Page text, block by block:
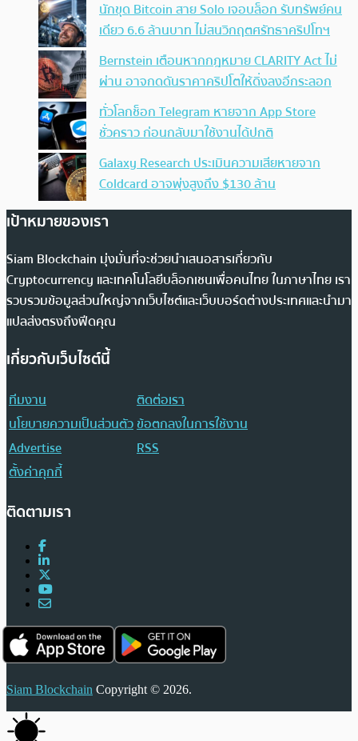
นักขุด Bitcoin สาย Solo เจอบล็อก รับทรัพย์คน
เดียว 6.6 ล้านบาท ไม่สนวิกฤตศรัทธาคริปโทฯ
Bernstein เตือนหากกฎหมาย CLARITY Act ไม่
ผ่าน อาจกดดันราคาคริปโตให้ดิ่งลงอีกระลอก
ทั่วโลกช็อก Telegram หายจาก App Store
ชั่วคราว ก่อนกลับมาใช้งานได้ปกติ
Galaxy Research ประเมินความเสียหายจาก
Coldcard อาจพุ่งสูงถึง $130 ล้าน
เป้าหมายของเรา
Siam Blockchain มุ่งมั่นที่จะช่วยนำเสนอสารเกี่ยวกับ
Cryptocurrency และเทคโนโลยีบล็อกเชนเพื่อคนไทย ในภาษาไทย เรา
รวบรวมข้อมูลส่วนใหญ่จากเว็บไซต์และเว็บบอร์ดต่างประเทศและนำมา
แปลส่งตรงถึงฟีดคุณ
เกี่ยวกับเว็บไซต์นี้
ทีมงาน
ติดต่อเรา
นโยบายความเป็นส่วนตัวข้อตกลงในการใช้งาน
Advertise
RSS
ตั้งค่าคุกกี้
ติดตามเรา
Siam Blockchain Copyright © 2026.